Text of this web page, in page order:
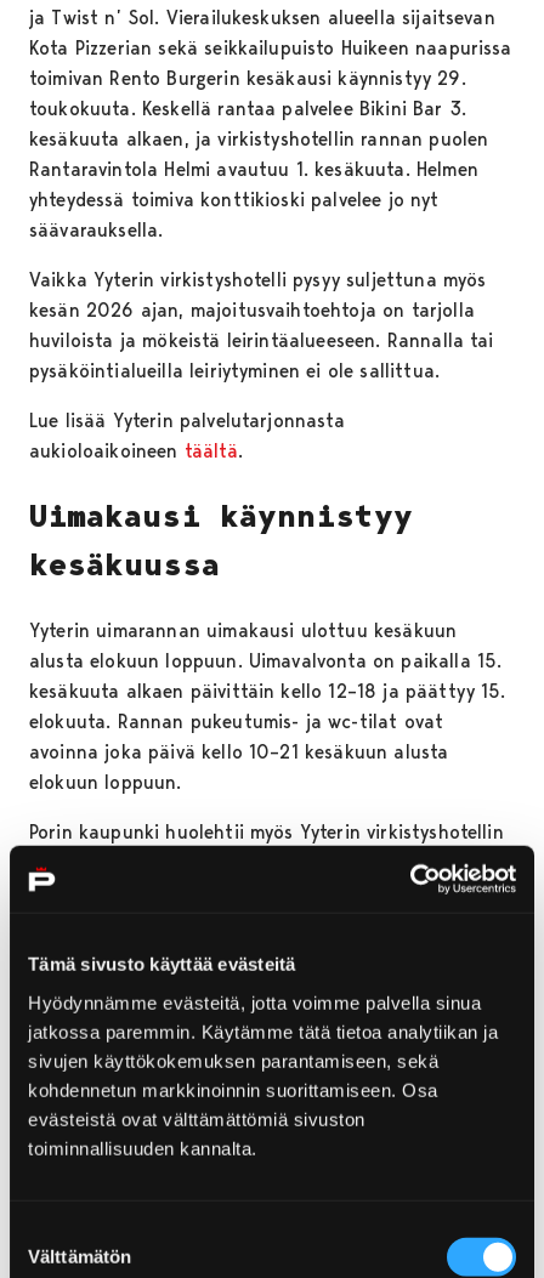
Tämä sivusto käyttää evästeitä
Hyödynnämme evästeitä, jotta voimme palvella sinua
jatkossa paremmin. Käytämme tätä tietoa analytiikan ja
sivujen käyttökokemuksen parantamiseen, sekä
kohdennetun markkinoinnin suorittamiseen. Osa
evästeistä ovat välttämättömiä sivuston
toiminnallisuuden kannalta.
valinta
Välttämätön
ja Twist n’ Sol. Vierailukeskuksen alueella sijaitsevan
Kota Pizzerian sekä seikkailupuisto Huikeen naapurissa
toimivan Rento Burgerin kesäkausi käynnistyy 29.
toukokuuta. Keskellä rantaa palvelee Bikini Bar 3.
kesäkuuta alkaen, ja virkistyshotellin rannan puolen
Rantaravintola Helmi avautuu 1. kesäkuuta. Helmen
yhteydessä toimiva konttikioski palvelee jo nyt
säävarauksella.
Vaikka Yyterin virkistyshotelli pysyy suljettuna myös
kesän 2026 ajan, majoitusvaihtoehtoja on tarjolla
huviloista ja mökeistä leirintäalueeseen. Rannalla tai
pysäköintialueilla leiriytyminen ei ole sallittua.
Lue lisää Yyterin palvelutarjonnasta
aukioloaikoineen täältä.
Uimakausi käynnistyy
kesäkuussa
Yyterin uimarannan uimakausi ulottuu kesäkuun
alusta elokuun loppuun. Uimavalvonta on paikalla 15.
kesäkuuta alkaen päivittäin kello 12–18 ja päättyy 15.
elokuuta. Rannan pukeutumis- ja wc-tilat ovat
avoinna joka päivä kello 10–21 kesäkuun alusta
elokuun loppuun.
Porin kaupunki huolehtii myös Yyterin virkistyshotellin
puoleisen rannan siisteydestä ja sijoittaa alueelle
bajamajoja rantakävijöiden käyttöön kesäkuun
tilapäisiä bajamajoja lukuun
omistaja.
Rannan palvelut löydät rantakartasta sekätältä
sivulta.
Vierailukeskus palvelee